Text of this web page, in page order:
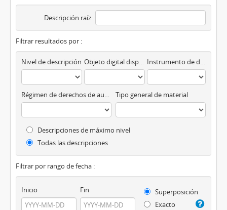
Descripción raíz
Filtrar resultados por :
Nivel de descripción Objeto digital disponibles Instrumento de descripción
Régimen de derechos de autor Tipo general de material
Descripciones de máximo nivel
Todas las descripciones
Filtrar por rango de fecha :
Inicio Fin
Superposición
Exacto